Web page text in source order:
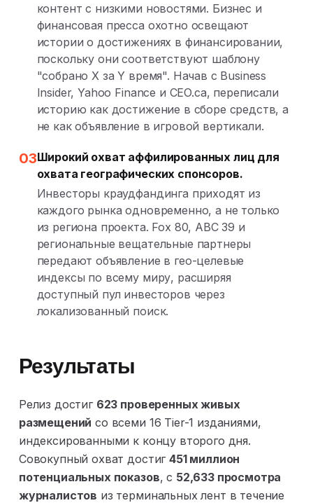
контент с низкими новостями. Бизнес и
финансовая пресса охотно освещают
истории о достижениях в финансировании,
поскольку они соответствуют шаблону
"собрано X за Y время". Начав с Business
Insider, Yahoo Finance и CEO.ca, переписали
историю как достижение в сборе средств, а
не как объявление в игровой вертикали.
03Широкий охват аффилированных лиц для
охвата географических спонсоров.
Инвесторы краудфандинга приходят из
каждого рынка одновременно, а не только
из региона проекта. Fox 80, ABC 39 и
региональные вещательные партнеры
передают объявление в гео-целевые
индексы по всему миру, расширяя
доступный пул инвесторов через
локализованный поиск.
Результаты
Релиз достиг 623 проверенных живых
размещений со всеми 16 Tier-1 изданиями,
индексированными к концу второго дня.
Совокупный охват достиг451 миллион
потенциальных показов, с 52,633 просмотра
журналистов из терминальных лент в течение